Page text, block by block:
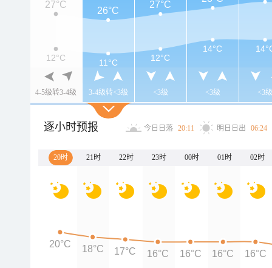
4-5级转3-4级 3-4级转<3级 <3级 <3级 <3级
27°C
26°C
27°C
12°C 11°C 12°C
14°C
逐小时预报 今日日落 20:11 明日日出 06:24
20时 21时 22时 23时 00时 01时 02时
20°C 18°C 17°C 16°C 16°C 16°C 16°C